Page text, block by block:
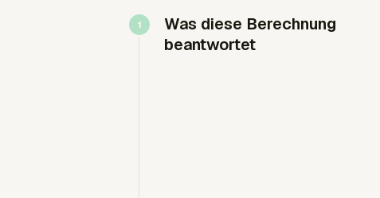
Was diese Berechnung
beantwortet